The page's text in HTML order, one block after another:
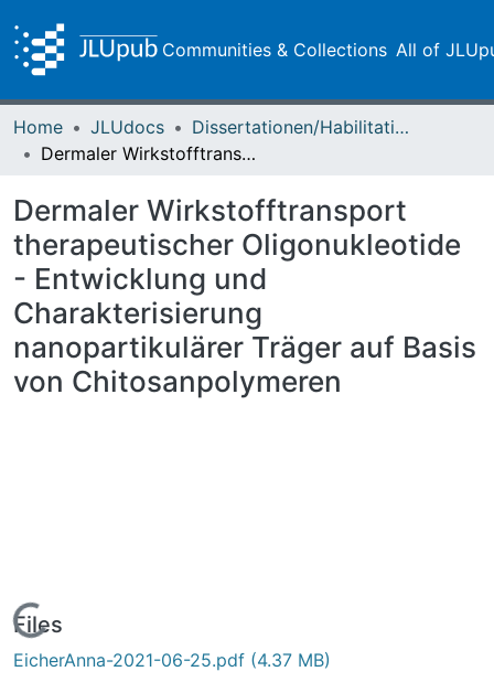
Communities & Collections All of
Home JLUdocs
Dissertationen/Habilitationen
Dermaler Wirkstofftransport therapeutischer Oligonukleotide - Entwicklung und Charakterisierung nanopartikulärer Träger auf Basis von Chitosanpolymeren
Dermaler Wirkstofftransport
therapeutischer Oligonukleotide
- Entwicklung und
Charakterisierung
nanopartikulärer Träger auf Basis
von Chitosanpolymeren
Loading...
Files
EicherAnna-2021-06-25.pdf (4.37 MB)